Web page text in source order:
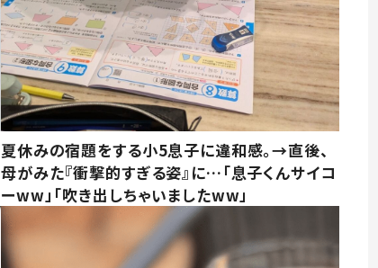
夏休みの宿題をする小5息子に違和感。→直後、
母がみた『衝撃的すぎる姿』に…「息子くんサイコ
ーww」「吹き出しちゃいましたww」